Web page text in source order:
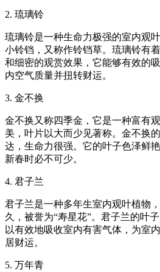
2. 琉璃铃
琉璃铃是一种生命力极强的室内观
小铃铛，又称作铃铛草。琉璃铃有
和细密的观赏效果，它能够有效的
内空气质量并扭转财运。
3. 金不换
金不换又称四季金，它是一种富有
美，叶片以大而少见著称。金不换
达，生命力很强。它的叶子色泽鲜
新春时必不可少。
4. 君子兰
君子兰是一种多年生室内观叶植物
久，被誉为“寿星花”。君子兰的叶
以有效地吸收室内有害气体，为室
居财运。
5. 万年青